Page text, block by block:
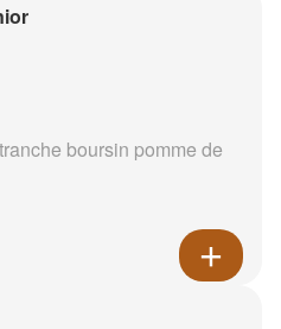
boursin pomme de